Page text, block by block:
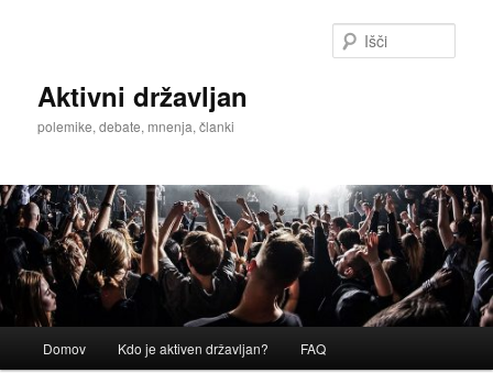
Aktivni državljan
polemike, debate, mnenja, članki
Domov Kdo je aktiven državljan? FAQ